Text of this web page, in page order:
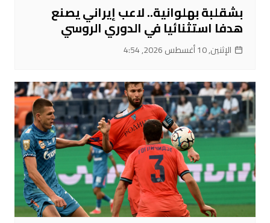
بشقلبة بهلوانية.. لاعب إيراني يصنع
هدفا استثنائيا في الدوري الروسي
الإثنين, 10 أغسطس 2026, 4:54